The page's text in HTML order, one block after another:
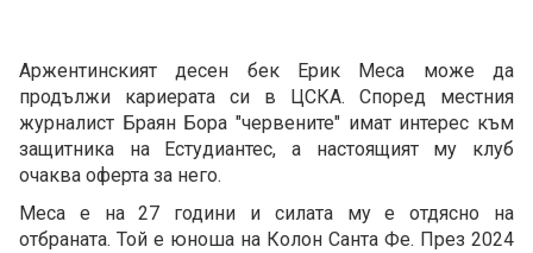
Аржентинският десен бек Ерик Меса може да
продължи кариерата си в ЦСКА. Според местния
журналист Браян Бора "червените" имат интерес към
защитника на Естудиантес, а настоящият му клуб
очаква оферта за него.
Меса е на 27 години и силата му е отдясно на
отбраната. Той е юноша на Колон Санта Фе. През 2024